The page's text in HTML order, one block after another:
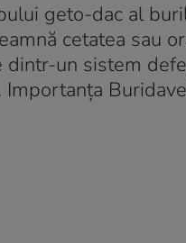
geto-dac al
cetatea sau
dintr-un sistem